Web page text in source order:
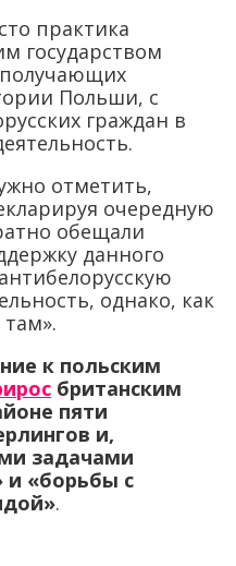
практика
государством
Польши, с
граждан в
отметить,
очередную
обещали
данного
однако, как
к польским
британским
пяти
и,
задачами
и «борьбы с
.